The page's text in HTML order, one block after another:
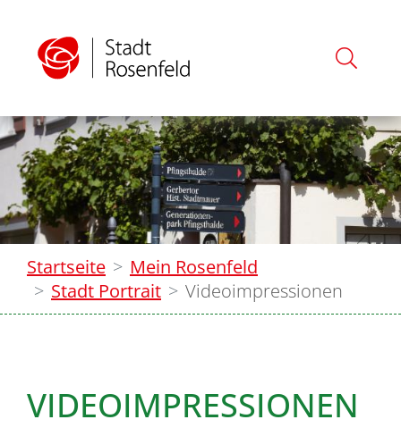
Startseite
Mein Rosenfeld
Stadt Portrait
Videoimpressionen
VIDEOIMPRESSIONEN